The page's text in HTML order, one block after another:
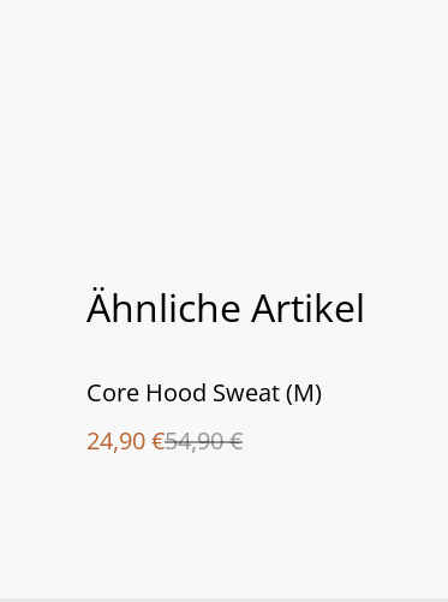
Ähnliche Artikel
%
Core Hood Sweat (M)
24,90 €54,90 €